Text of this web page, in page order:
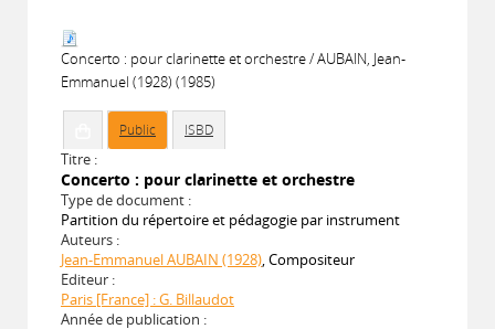
Concerto : pour clarinette et orchestre / AUBAIN, Jean-
Emmanuel (1928) (1985)
Public ISBD
Titre :
Concerto : pour clarinette et orchestre
Type de document :
Partition du répertoire et pédagogie par instrument
Auteurs :
Jean-Emmanuel AUBAIN (1928), Compositeur
Editeur :
Paris [France] : G. Billaudot
Année de publication :